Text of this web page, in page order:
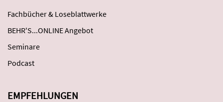
Fachbücher & Loseblattwerke
BEHR'S...ONLINE Angebot
Seminare
Podcast
EMPFEHLUNGEN